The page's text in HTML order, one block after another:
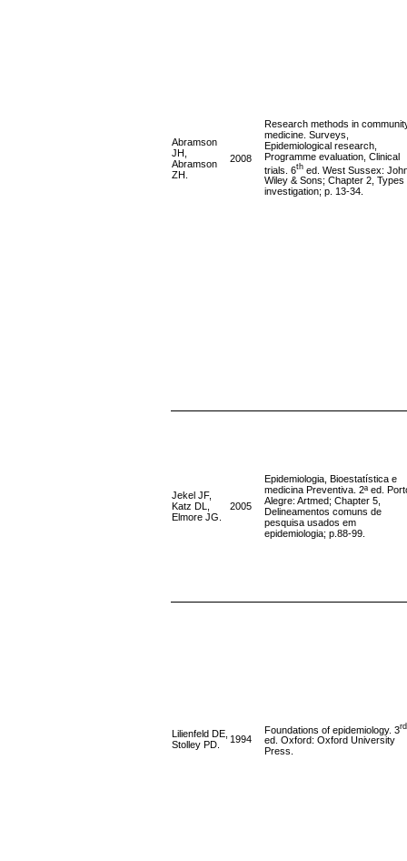
Abramson
JH,
Abramson
ZH.
2008
Research methods in
medicine. Surveys,
Epidemiological research,
Programme evaluation, Clinical
trials. 6th ed. West Sussex:
Wiley & Sons; Chapter 2, Types
investigation; p. 13-34.
Jekel JF,
Katz DL,
Elmore JG.
2005
Epidemiologia, Bioestatística e
medicina Preventiva. 2ª ed.
Alegre: Artmed; Chapter 5,
Delineamentos comuns de
pesquisa usados em
epidemiologia; p.88-99.
Lilienfeld DE,
Stolley PD.
1994
Foundations of epidemiology. 3rd
ed. Oxford: Oxford University
Press.